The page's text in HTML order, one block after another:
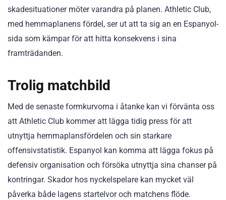
skadesituationer möter varandra på planen. Athletic Club,
med hemmaplanens fördel, ser ut att ta sig an en Espanyol-
sida som kämpar för att hitta konsekvens i sina
framträdanden.
Trolig matchbild
Med de senaste formkurvorna i åtanke kan vi förvänta oss
att Athletic Club kommer att lägga tidig press för att
utnyttja hemmaplansfördelen och sin starkare
offensivstatistik. Espanyol kan komma att lägga fokus på
defensiv organisation och försöka utnyttja sina chanser på
kontringar. Skador hos nyckelspelare kan mycket väl
påverka både lagens startelvor och matchens flöde.